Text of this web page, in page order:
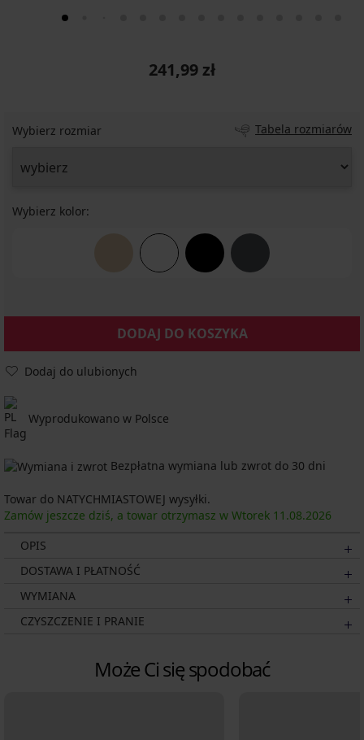
241,99 zł
Wybierz rozmiar Tabela rozmiarów
Wybierz kolor:
DODAJ DO KOSZYKA
Dodaj do ulubionych
Wyprodukowano w Polsce
Bezpłatna wymiana lub zwrot do 30 dni
Towar do NATYCHMIASTOWEJ wysyłki.
Zamów jeszcze dziś, a towar otrzymasz w Wtorek 11.08.2026
OPIS
DOSTAWA I PŁATNOŚĆ
WYMIANA
CZYSZCZENIE I PRANIE
Może Ci się spodobać